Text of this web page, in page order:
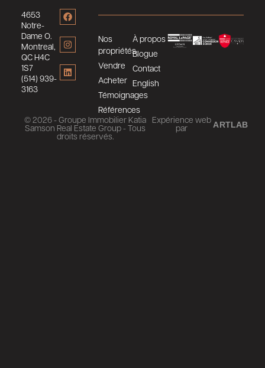
4653
Notre-
Dame O.
Montreal,
QC H4C
1S7
(514) 939-
3163
Nos
propriétés
Vendre
Acheter
Témoignages
Références
À propos
Blogue
Contact
English
© 2026 - Groupe Immobilier Katia
Samson Real Estate Group - Tous
droits réservés.
Expérience web
par ARTLAB